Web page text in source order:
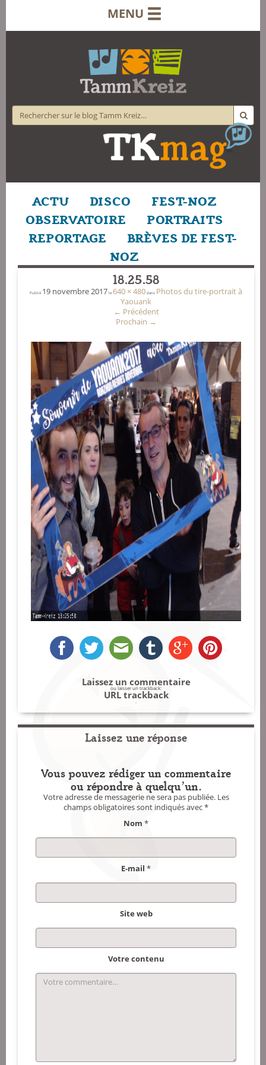
MENU
ACTU DISCO
FEST-NOZ
OBSERVATOIRE
PORTRAITS
REPORTAGE
BRÈVES DE FEST-
NOZ
18.25.58
Publié 19 novembre 2017 le 640 × 480 dans Photos du tire-portrait à
Yaouank
← Précédent
Prochain →
Laissez un commentaire
ou laisser un trackback:
URL trackback
Laissez une réponse
Vous pouvez rédiger un commentaire
ou répondre à quelqu'un.
Votre adresse de messagerie ne sera pas publiée.Les
champs obligatoires sont indiqués avec*
Nom *
E-mail *
Site web
Votre contenu